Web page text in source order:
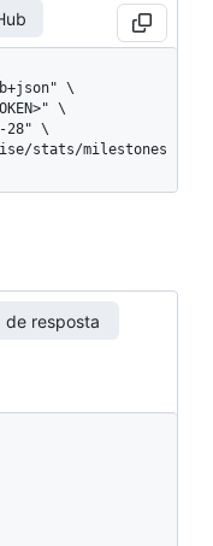
stats/milestones
de resposta